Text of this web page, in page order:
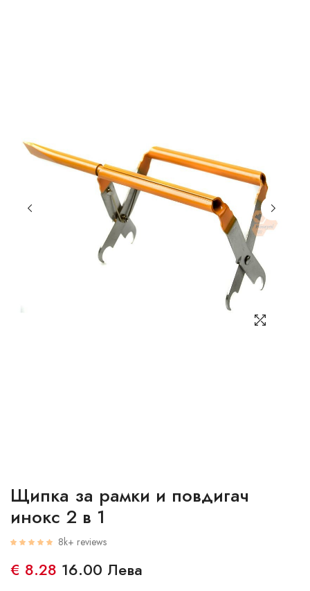
Щипка за рамки и повдигач
инокс 2 в 1
8k+ reviews
€ 8.28 16.00 Лева